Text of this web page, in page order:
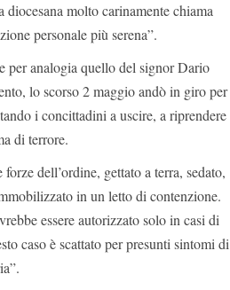
molto carinamente chiama
personale più serena”.
per analogia quello del signor Dario
lo scorso 2 maggio andò in giro per
i concittadini a uscire, a riprendere
di terrore.
dell’ordine, gettato a terra, sedato,
in un letto di contenzione.
essere autorizzato solo in casi di
caso è scattato per presunti sintomi di